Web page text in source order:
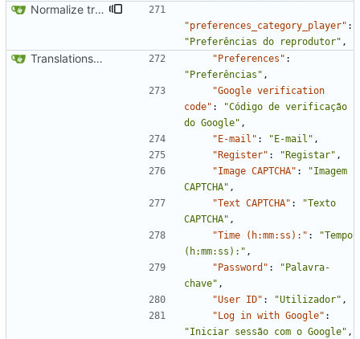
Normalize translation key for preferences categories
"preferences_category_player" :
"Preferências do reprodutor" ,
Translations update from Weblate ( #2437)
"Preferences" :
"Preferências" ,
"Google verification
code" :
"Código de verificação
do Google" ,
"E-mail" : "E-mail" ,
"Register" : "Registar" ,
"Image CAPTCHA" :
"Imagem
CAPTCHA" ,
"Text CAPTCHA" :
"Texto
CAPTCHA" ,
"Time (h:mm:ss):" :
"Tempo
(h:mm:ss):" ,
"Password" :
"Palavra-
chave" ,
"User ID" : "Utilizador" ,
"Log in with Google" :
"Iniciar sessão com o Google" ,